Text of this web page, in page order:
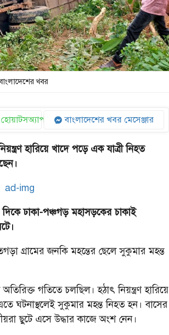
খবর
বাংলাদেশের খবর মেসেঞ্জার
হারিয়ে খাদে পড়ে এক যাত্রী নিহত
ঢাকা-পঞ্চগড় মহাসড়কের চাকাই
গ্রামের জনকি মহন্তের ছেলে সুকুমার মহন্ত
গতিতে চলছিল। হঠাৎ নিয়ন্ত্রণ হারিয়ে
ঘটনাস্থলেই সুকুমার মহন্ত নিহত হন। বাসের
ছুটে এসে উদ্ধার কাজে অংশ নেন।